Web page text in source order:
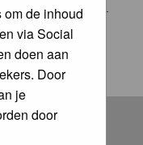
om de inhoud
via Social
doen aan
Door
je
door
met leuke prijzen.
challenge/